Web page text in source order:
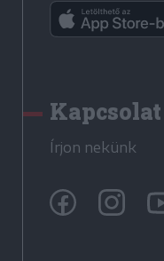
Kapcsolat
Írjon nekünk